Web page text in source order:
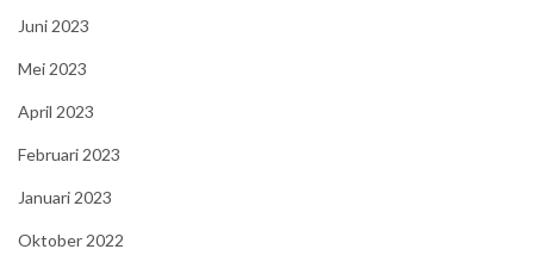
Juni 2023
Mei 2023
April 2023
Februari 2023
Januari 2023
Oktober 2022